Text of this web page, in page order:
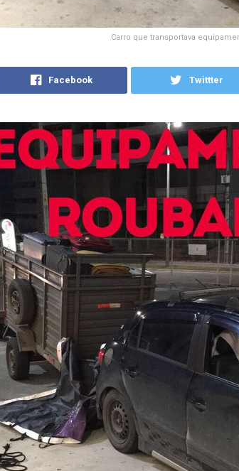
Carro que transportava
Facebook Twittter